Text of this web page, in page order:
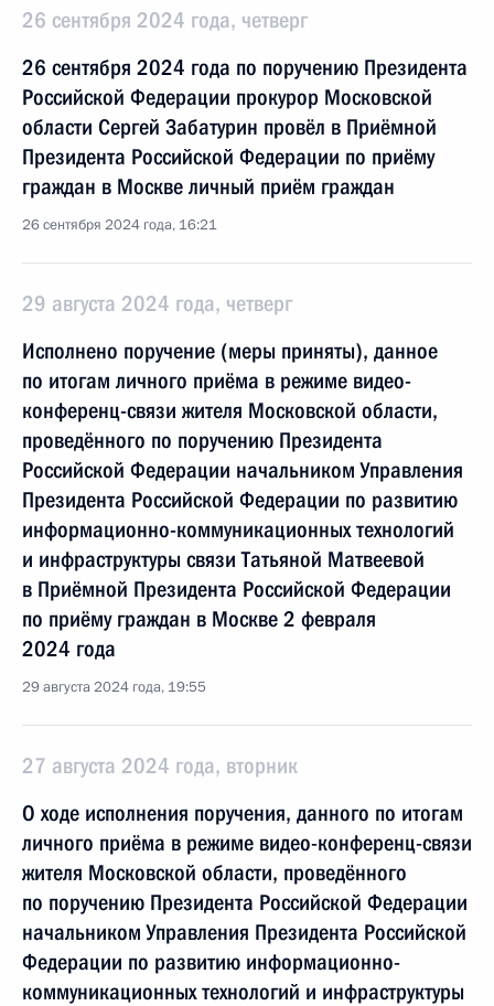
26 сентября 2024 года, четверг
26 сентября 2024 года по поручению Президента
Российской Федерации прокурор Московской
области Сергей Забатурин провёл в Приёмной
Президента Российской Федерации по приёму
граждан в Москве личный приём граждан
26 сентября 2024 года, 16:21
29 августа 2024 года, четверг
Исполнено поручение (меры приняты), данное
по итогам личного приёма в режиме видео-
конференц-связи жителя Московской области,
проведённого по поручению Президента
Российской Федерации начальником Управления
Президента Российской Федерации по развитию
информационно-коммуникационных технологий
и инфраструктуры связи Татьяной Матвеевой
в Приёмной Президента Российской Федерации
по приёму граждан в Москве 2 февраля
2024 года
29 августа 2024 года, 19:55
27 августа 2024 года, вторник
О ходе исполнения поручения, данного по итогам
личного приёма в режиме видео-конференц-связи
жителя Московской области, проведённого
по поручению Президента Российской Федерации
начальником Управления Президента Российской
Федерации по развитию информационно-
коммуникационных технологий и инфраструктуры